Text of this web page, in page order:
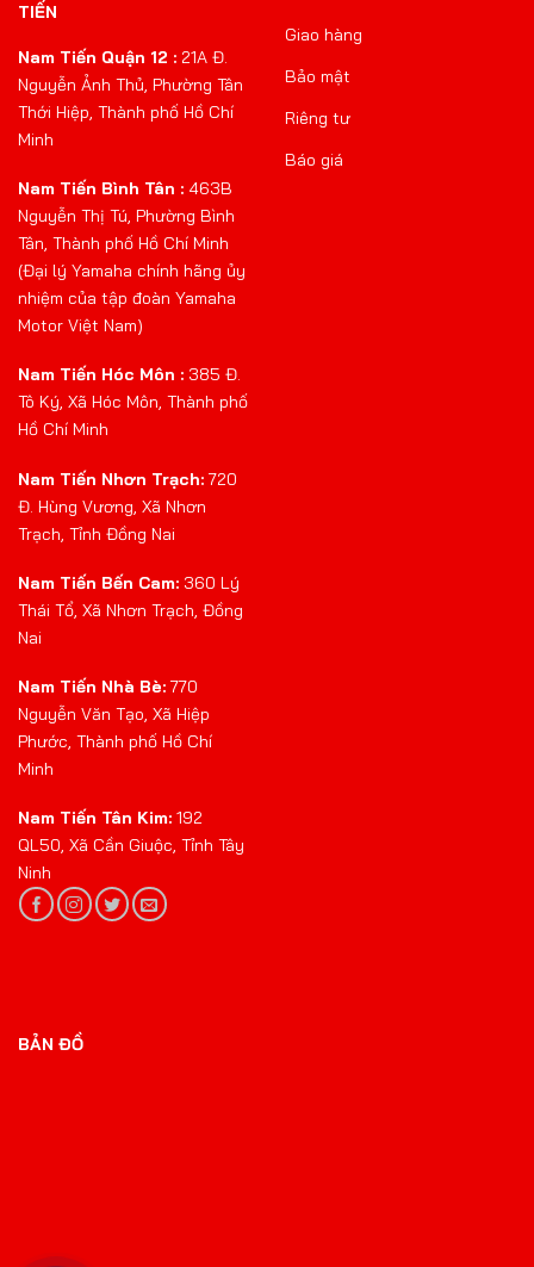
TIẾN
Nam Tiến Quận 12 : 21A Đ.
Nguyễn Ảnh Thủ, Phường Tân
Thới Hiệp, Thành phố Hồ Chí
Minh
Nam Tiến Bình Tân : 463B
Nguyễn Thị Tú, Phường Bình
Tân, Thành phố Hồ Chí Minh
(Đại lý Yamaha chính hãng ủy
nhiệm của tập đoàn Yamaha
Motor Việt Nam)
Nam Tiến Hóc Môn : 385 Đ.
Tô Ký, Xã Hóc Môn, Thành phố
Hồ Chí Minh
Nam Tiến Nhơn Trạch: 720
Đ. Hùng Vương, Xã Nhơn
Trạch, Tỉnh Đồng Nai
Nam Tiến Bến Cam: 360 Lý
Thái Tổ, Xã Nhơn Trạch, Đồng
Nai
Nam Tiến Nhà Bè: 770
Nguyễn Văn Tạo, Xã Hiệp
Phước, Thành phố Hồ Chí
Minh
Nam Tiến Tân Kim: 192
QL50, Xã Cần Giuộc, Tỉnh Tây
Ninh
Giao hàng
Bảo mật
Riêng tư
Báo giá
BẢN ĐỒ